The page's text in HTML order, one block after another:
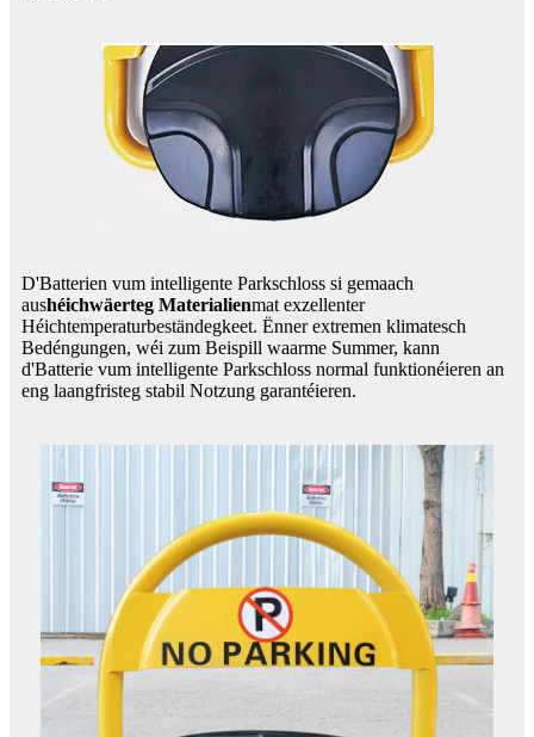
D'Batterien vum intelligente Parkschloss si gemaach
aushéichwäerteg Materialienmat exzellenter
Héichtemperaturbeständegkeet. Ënner extremen klimatesch
Bedéngungen, wéi zum Beispill waarme Summer, kann
d'Batterie vum intelligente Parkschloss normal funktionéieren an
eng laangfristeg stabil Notzung garantéieren.